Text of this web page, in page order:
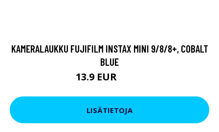
KAMERALAUKKU FUJIFILM INSTAX MINI 9/8/8+, COBALT
BLUE
13.9 EUR
LISÄTIETOJA